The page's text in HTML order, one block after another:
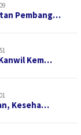
Pembang…
Kem…
Keseha…